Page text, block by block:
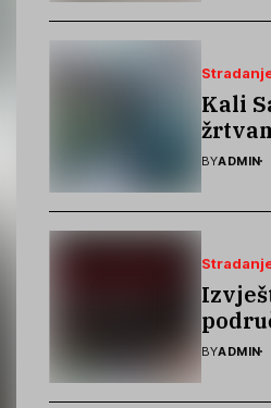
Kali
BYADMIN
BYADMIN